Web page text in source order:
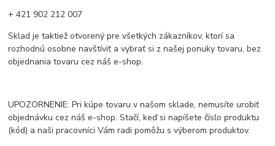
+ 421 902 212 007
Sklad je taktiež otvorený pre všetkých zákazníkov, ktorí sa
rozhodnú osobne navštíviť a vybrať si z našej ponuky tovaru, bez
objednania tovaru cez náš e-shop.
UPOZORNENIE: Pri kúpe tovaru v našom sklade, nemusíte urobiť
objednávku cez náš e-shop. Stačí, keď si napíšete číslo produktu
(kód) a naši pracovníci Vám radi pomôžu s výberom produktov.